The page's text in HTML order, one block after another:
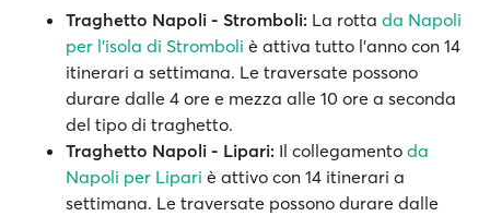
Traghetto Napoli - Stromboli: La rotta da Napoli
per l'isola di Stromboli è attiva tutto l'anno con 14
itinerari a settimana. Le traversate possono
durare dalle 4 ore e mezza alle 10 ore a seconda
del tipo di traghetto.
Traghetto Napoli - Lipari: Il collegamento da
Napoli per Lipari è attivo con 14 itinerari a
settimana. Le traversate possono durare dalle